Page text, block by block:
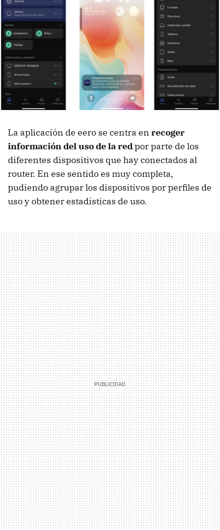
La aplicación de eero se centra en recoger
información del uso de la redpor parte de los
diferentes dispositivos que hay conectados al
router. En ese sentido es muy completa,
pudiendo agrupar los dispositivos por perfiles de
uso y obtener estadísticas de uso.